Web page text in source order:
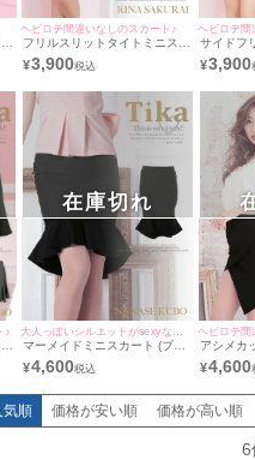
なボディラインを演出。
スカートは、座りっぱなしの接客で
キープできます。
/
ヘビロテ間違いなしのスカート♪
フリルスリットタイトミニスカ
ート (ホワイト/ブラック) (Mサ
イズ) (さくりな着用)
¥3,900
ヘビロテ間
サイドフ
ト (ブラ
りな着用)
¥3,900
♪
マーメイドミニスカート (ブラ
ック) (久保七瀬着用)
¥4,600
在庫切れ
アシメカ
スカート
着用)
¥4,600
気順 価格が安い順 価格が高い順
6